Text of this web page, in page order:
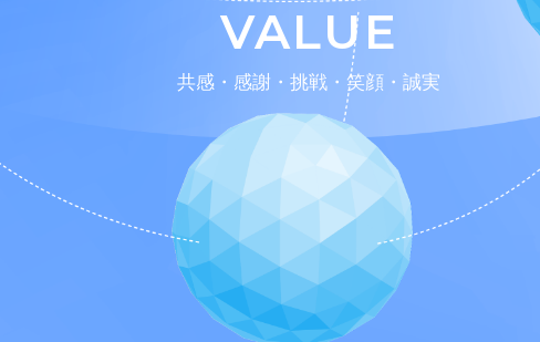
VALUE
共感・感謝・挑戦・笑顔・誠実